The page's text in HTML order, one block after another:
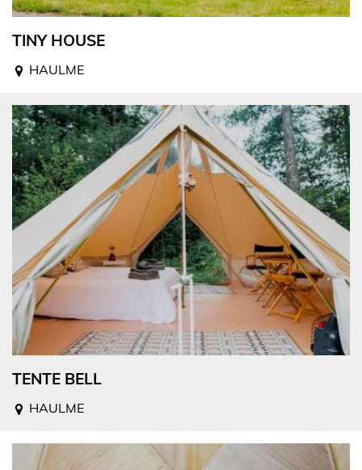
TINY HOUSE
HAULME
TENTE BELL
HAULME